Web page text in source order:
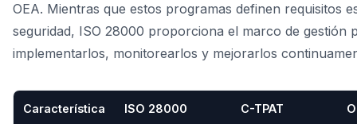
OEA. Mientras que estos programas definen requisitos
seguridad, ISO 28000 proporciona el marco de gestión
implementarlos, monitorearlos y mejorarlos
Característica ISO 28000 C-TPAT